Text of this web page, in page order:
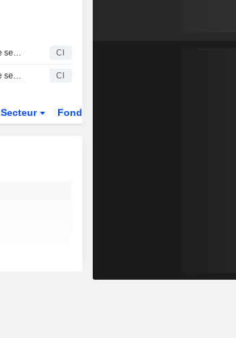
Shanghai Runda Medical Technology Co., Ltd. publie ses résultats pour le premier trimestre clos le 31 mars 2026 CI
Shanghai Runda Medical Technology Co., Ltd. publie ses résultats pour l'exercice clos le 31 décembre 2025 CI
Secteur Fonds et ETFs